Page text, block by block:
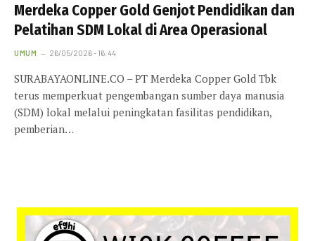
Merdeka Copper Gold Genjot Pendidikan dan
Pelatihan SDM Lokal di Area Operasional
UMUM 26/05/2026 - 16:44
SURABAYAONLINE.CO – PT Merdeka Copper Gold Tbk
terus memperkuat pengembangan sumber daya manusia
(SDM) lokal melalui peningkatan fasilitas pendidikan,
pemberian…